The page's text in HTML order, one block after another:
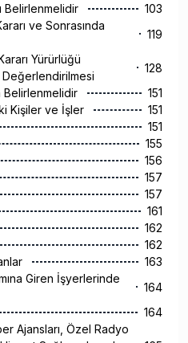
Belirlenmelidir
103
ve Sonrasında
119
Yürürlüğü
128
Belirlenmelidir
151
Kişiler ve İşler
151
151
155
156
157
157
161
162
162
163
Giren İşyerlerinde
164
164
Ajansları, Özel Radyo